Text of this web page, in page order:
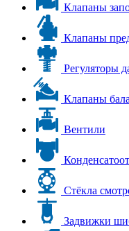
Клапаны
Клапаны
Регуляторы
Клапаны
Вентили
Стёкла
Задвижки